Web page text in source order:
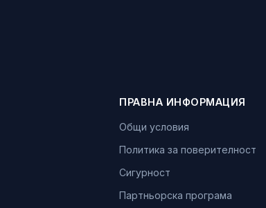
ПРАВНА ИНФОРМАЦИЯ
Общи условия
Политика за поверителност
Сигурност
Партньорска програма